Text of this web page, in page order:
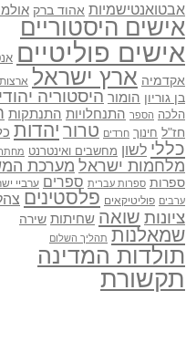
אבטואנטישמיות אהוד ברק
אישים היסטוריים
אישים פוליטיים
אקדמיה ארץ ישראל
בן גוריון הומור היסטוריה
הלכה הספר התנחלויות התנתקות
חז"ל חינוך חרדים טרור יהדות
כללי לשון מחשבים ואינטרנט
מלחמות ישראל מערכת
ספרות ספרות עברית ספרים ערביי
ערבים פוליטיקאים פלסטינים
ציונות שואה שחיתות שירה
שמאלנות תהליך השלום
תולדות המדינה
תקשורת